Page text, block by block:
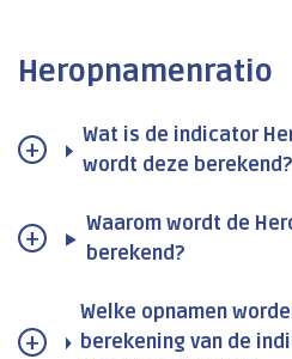
Heropnamenratio
Wat is de indicator
wordt deze berekend?
Waarom wordt de
berekend?
Welke opnamen
berekening van de